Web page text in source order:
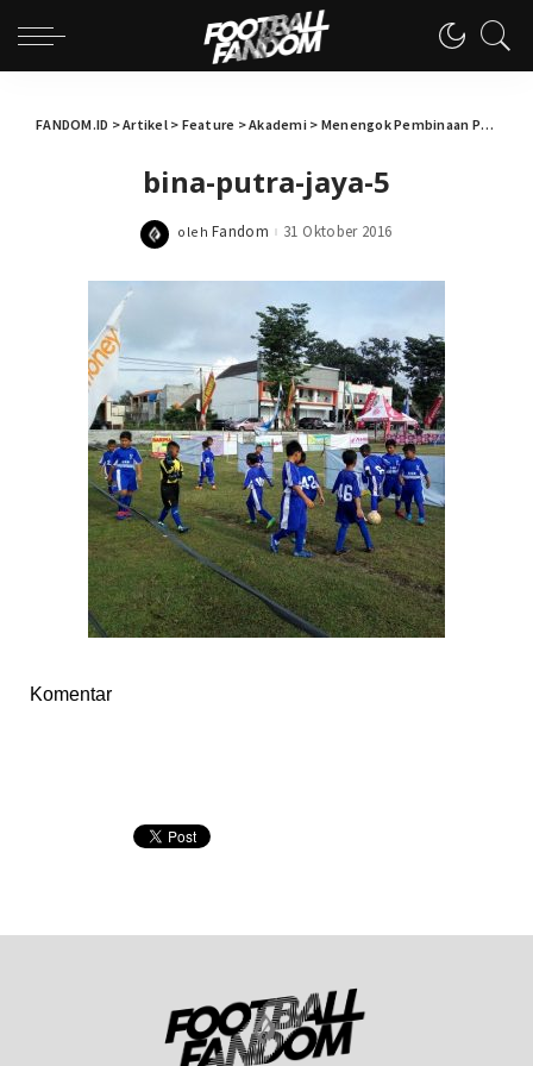
FANDOM.ID >Artikel> Feature >Akademi> Menengok Pembinaan Pemain Muda Melalui Bina Putra Jaya Cup
bina-putra-jaya-5
Posted
oleh Fandom 31 Oktober 2016
Komentar